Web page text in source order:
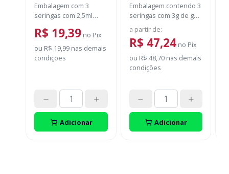
FGM
Embalagem com 3
seringas com 2,5ml
para aplicação.
R$ 19,39 no Pix
ou R$ 19,99 nas demais
condições
Adicionar
Embalagem contendo 3
seringas com 3g de gel
cada uma.
a partir de:
R$ 47,24 no Pix
ou R$ 48,70nas demais
condições
Adicionar